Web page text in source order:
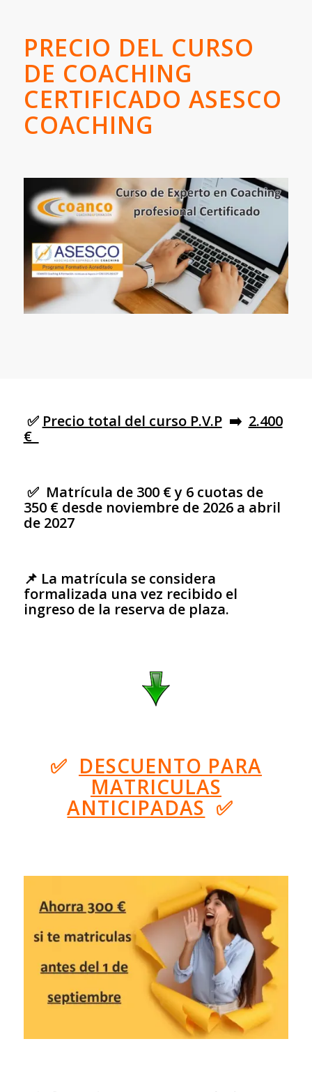
PRECIO DEL CURSO
DE COACHING
CERTIFICADO ASESCO
COACHING
✅ Precio total del curso P.V.P➡️ 2.400
€
✅ Matrícula de 300 € y 6 cuotas de
350 € desde noviembre de 2026 a abril
de 2027
📌 La matrícula se considera
formalizada una vez recibido el
ingreso de la reserva de plaza.
✅ DESCUENTO PARA
MATRICULAS
ANTICIPADAS ✅